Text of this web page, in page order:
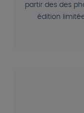
partir des des
édition